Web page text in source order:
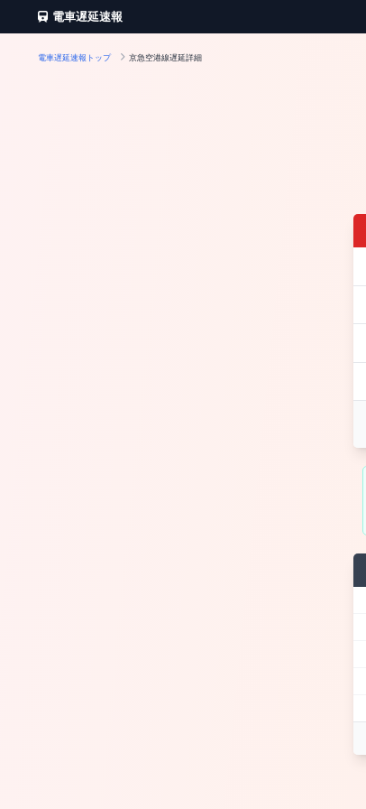
電車遅延速報
電車遅延速報トップ 京急空港線遅延詳細